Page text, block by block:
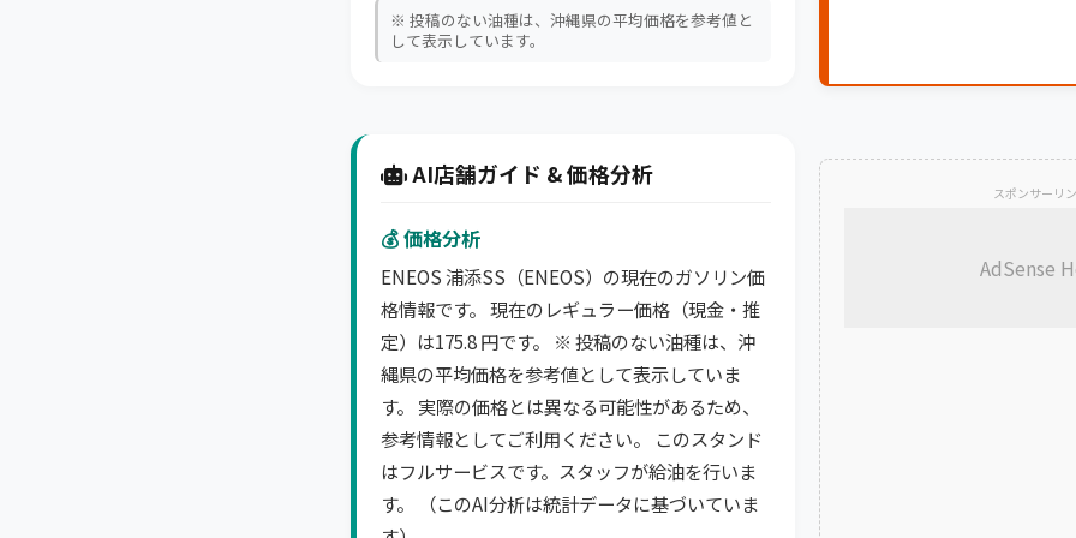
※ 投稿のない油種は、沖縄県の平均価格を参考値と
して表示しています。
AI店舗ガイド & 価格分析
💰 価格分析
ENEOS 浦添SS（ENEOS）の現在のガソリン価
格情報です。 現在のレギュラー価格（現金・推
定）は175.8 円です。 ※ 投稿のない油種は、沖
縄県の平均価格を参考値として表示していま
す。 実際の価格とは異なる可能性があるため、
参考情報としてご利用ください。 このスタンド
はフルサービスです。スタッフが給油を行いま
す。 （このAI分析は統計データに基づいていま
スポンサーリ
AdSense